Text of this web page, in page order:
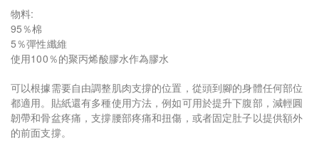
物料:
95％棉
5％彈性纖維
使用100％的聚丙烯酸膠水作為膠水
可以根據需要自由調整肌肉支撐的位置，從頭到腳的身體任何部位
都適用。貼紙還有多種使用方法，例如可用於提升下腹部，減輕圓
韌帶和骨盆疼痛，支撐腰部疼痛和扭傷，或者固定肚子以提供額外
的前面支撐。